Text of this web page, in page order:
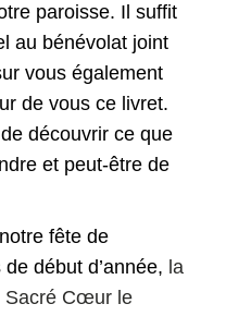
paroisse. Il suffit
au bénévolat joint
vous également
de vous ce livret.
découvrir ce que
et peut-être de
fête de
début d’année, la
Sacré Cœur le